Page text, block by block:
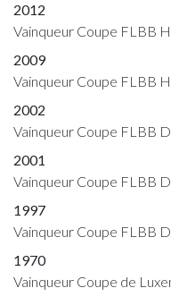
2012
Vainqueur Coupe FLBB
2009
Vainqueur Coupe FLBB
2002
Vainqueur Coupe FLBB
2001
Vainqueur Coupe FLBB
1997
Vainqueur Coupe FLBB
1970
Vainqueur Coupe de